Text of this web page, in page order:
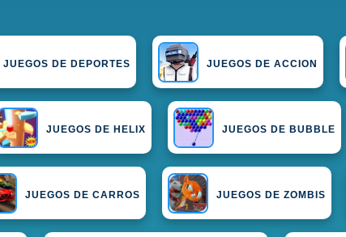
JUEGOS DE DEPORTES JUEGOS DE ACCION
JUEGOS DE HELIX JUEGOS DE BUBBLE
JUEGOS DE CARROS JUEGOS DE ZOMBIS